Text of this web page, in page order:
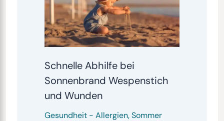
Schnelle Abhilfe bei
Sonnenbrand Wespenstich
und Wunden
Gesundheit- Allergien,Sommer